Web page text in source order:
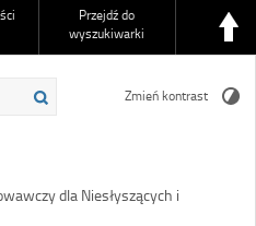
Przejdź do
wyszukiwarki
dla Niesłyszących i
Zmień kontrast